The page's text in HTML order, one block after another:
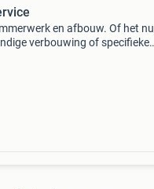
en afbouw. Of het nu
verbouwing of specifieke